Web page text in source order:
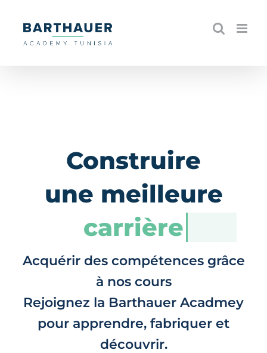
content
Construire
une meilleure
carrière
Acquérir des compétences grâce
à nos cours
Rejoignez la Barthauer Acadmey
pour apprendre, fabriquer et
découvrir.